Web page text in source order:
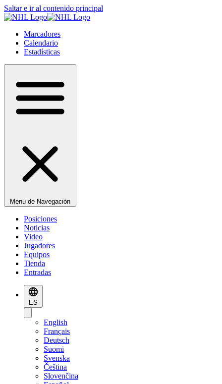
Saltar e ir al contenido principal
Marcadores
Calendario
Estadísticas
Menú de Navegación
Posiciones
Noticias
Video
Jugadores
Equipos
Tienda
Entradas
ES
English
Français
Deutsch
Suomi
Svenska
Čeština
Slovenčina